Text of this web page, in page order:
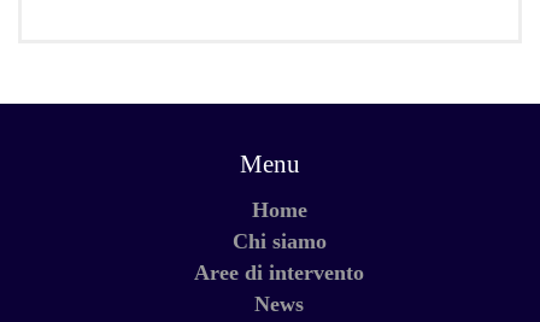
Menu
Home
Chi siamo
Aree di intervento
News